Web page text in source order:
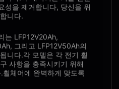
성을 제거합니다, 당신을 위
니다.
는 LFP12V20Ah,
그리고 LFP12V50Ah의
니다.각 모델은 각 전기 휠
사항을 충족시키기 위해
체어에 완벽하게 맞도록